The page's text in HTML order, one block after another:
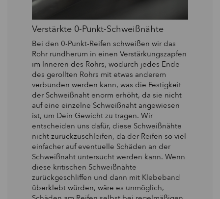
Verstärkte 0-Punkt-Schweißnähte
Bei den 0-Punkt-Reifen schweißen wir das
Rohr rundherum in einen Verstärkungszapfen
im Inneren des Rohrs, wodurch jedes Ende
des gerollten Rohrs mit etwas anderem
verbunden werden kann, was die Festigkeit
der Schweißnaht enorm erhöht, da sie nicht
auf eine einzelne Schweißnaht angewiesen
ist, um Dein Gewicht zu tragen. Wir
entscheiden uns dafür, diese Schweißnähte
nicht zurückzuschleifen, da der Reifen so viel
einfacher auf eventuelle Schäden an der
Schweißnaht untersucht werden kann. Wenn
diese kritischen Schweißnähte
zurückgeschliffen und dann mit Klebeband
überklebt würden, wäre es unmöglich,